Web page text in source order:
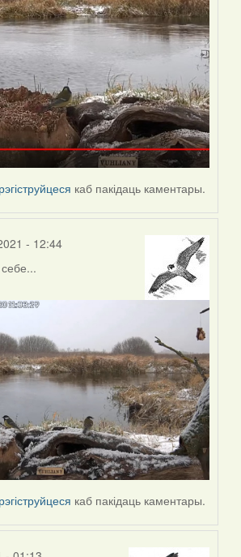
каб пакідаць каментары.
- 12:44
каб пакідаць каментары.